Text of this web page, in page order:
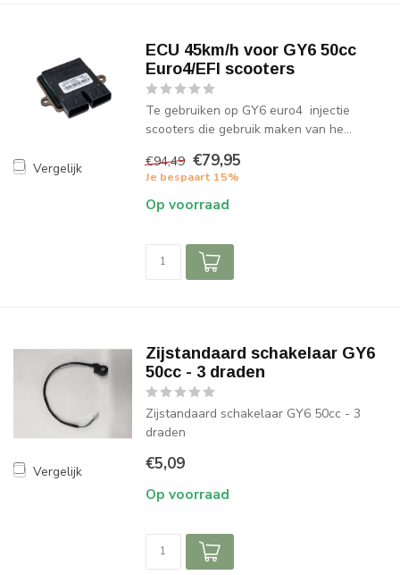
Vergelijk
ECU 45km/h voor GY6 50cc
Euro4/EFI scooters
Te gebruiken op GY6 euro4 injectie
scooters die gebruik maken van he...
€94,49 €79,95
Je bespaart 15%
Op voorraad
Vergelijk
Zijstandaard schakelaar GY6
50cc - 3 draden
Zijstandaard schakelaar GY6 50cc - 3
draden
€5,09
Op voorraad